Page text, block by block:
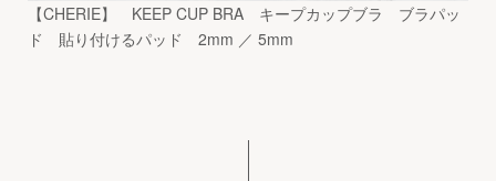
【CHERIE】 KEEP CUP BRA キープカップブラ ブラパッ
ド 貼り付けるパッド 2mm ／ 5mm